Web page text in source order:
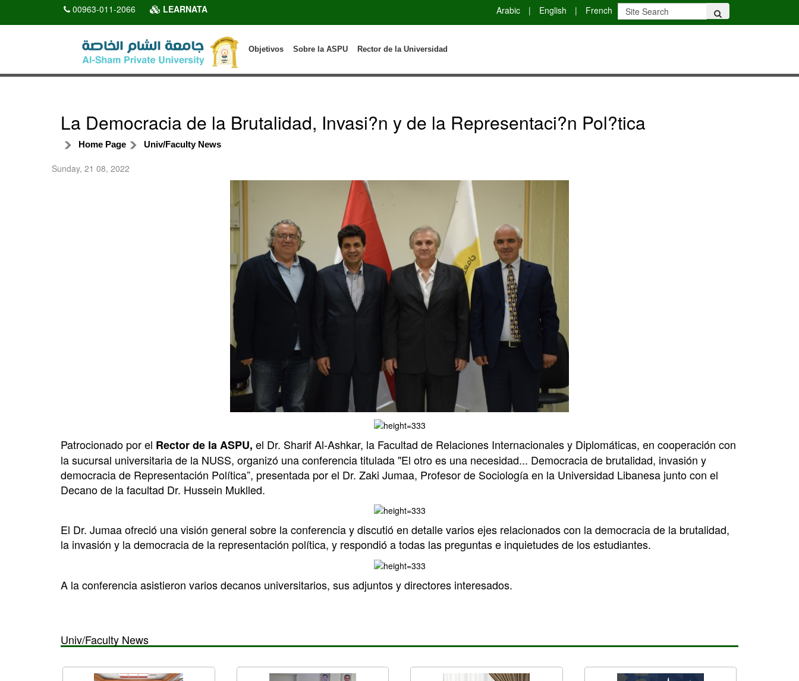
00963-011-2066 LEARNATA Arabic | English | French
Rector de la Universidad
Sobre la ASPU
Objetivos
La Democracia de la Brutalidad, Invasi?n y de la Representaci?n Pol?tica
Home Page Univ/Faculty News
Sunday, 21 08, 2022
Patrocionado por el Rector de la ASPU, el Dr. Sharif Al-Ashkar, la Facultad de Relaciones Internacionales y Diplomáticas, en cooperación con
la sucursal universitaria de la NUSS, organizó una conferencia titulada "El otro es una necesidad... Democracia de brutalidad, invasión y
democracia de Representación Política”, presentada por el Dr. Zaki Jumaa, Profesor de Sociología en la Universidad Libanesa junto con el
Decano de la facultad Dr. Hussein Muklled.
El Dr. Jumaa ofreció una visión general sobre la conferencia y discutió en detalle varios ejes relacionados con la democracia de la brutalidad,
la invasión y la democracia de la representación política, y respondió a todas las preguntas e inquietudes de los estudiantes.
A la conferencia asistieron varios decanos universitarios, sus adjuntos y directores interesados.
Univ/Faculty News